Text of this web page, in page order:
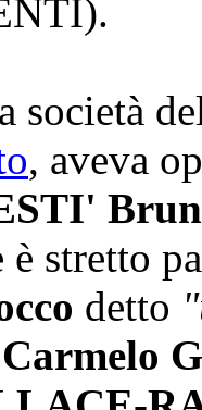
società
, aveva
è stretto
detto
Carmelo